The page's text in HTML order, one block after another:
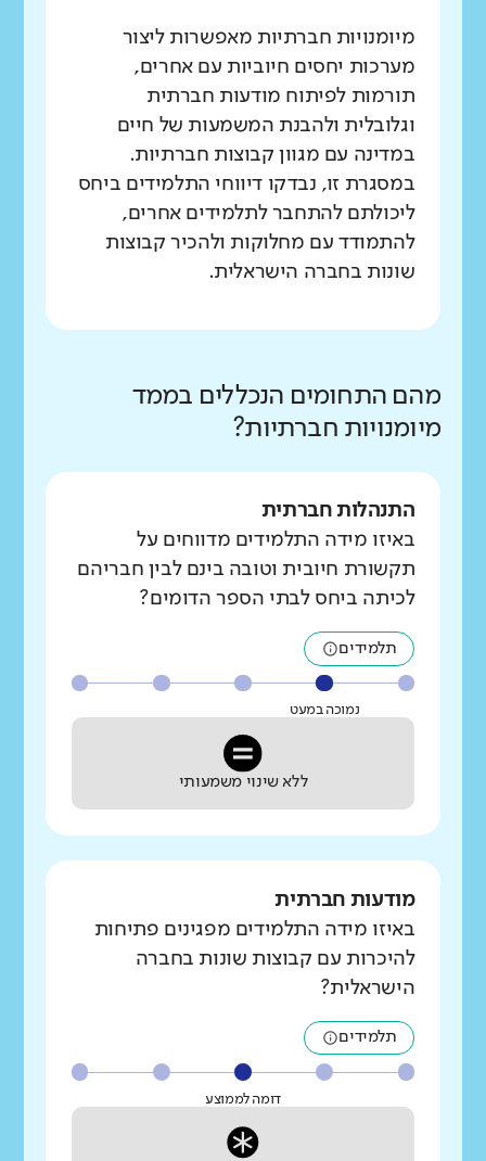
מיומנויות חברתיות מאפשרות ליצור
מערכות יחסים חיוביות עם אחרים,
תורמות לפיתוח מודעות חברתית
וגלובלית ולהבנת המשמעות של חיים
במדינה עם מגוון קבוצות חברתיות.
במסגרת זו, נבדקו דיווחי התלמידים ביחס
ליכולתם להתחבר לתלמידים אחרים,
להתמודד עם מחלוקות ולהכיר קבוצות
שונות בחברה הישראלית.
מהם התחומים הנכללים בממד
מיומנויות חברתיות?
התנהלות חברתית
באיזו מידה התלמידים מדווחים על
תקשורת חיובית וטובה בינם לבין חבריהם
לכיתה ביחס לבתי הספר הדומים?
תלמידים
נמוכה במעט
ללא שינוי משמעותי
מודעות חברתית
באיזו מידה התלמידים מפגינים פתיחות
להיכרות עם קבוצות שונות בחברה
הישראלית?
תלמידים
דומה לממוצע